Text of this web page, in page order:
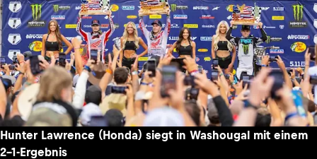
Hunter Lawrence (Honda) siegt in Washougal mit einem
2-1-Ergebnis